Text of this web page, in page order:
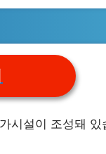
시설이 조성돼 있